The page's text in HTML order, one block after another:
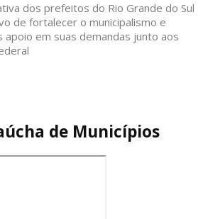
dos prefeitos do Rio Grande do Sul
de fortalecer o municipalismo e
apoio em suas demandas junto aos
de Municípios